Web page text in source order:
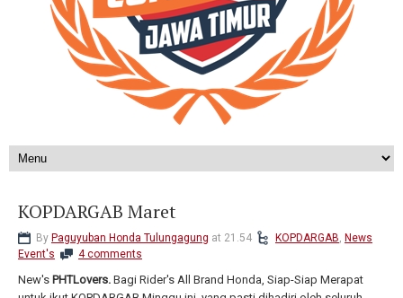
KOPDARGAB Maret
By Paguyuban Honda Tulungagung at 21.54 KOPDARGAB, News
Event's
4 comments
New's PHTLovers. Bagi Rider's All Brand Honda, Siap-Siap Merapat